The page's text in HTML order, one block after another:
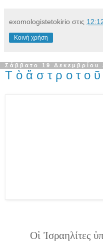
exomologistetokirio στις
Κοινή χρήση
Σάββατο 19 Δεκεμβρίου
Τ ὸ ἄ σ τ ρ ο τ ο
Οἱ Ἰσ­ρα­η­λί­τες